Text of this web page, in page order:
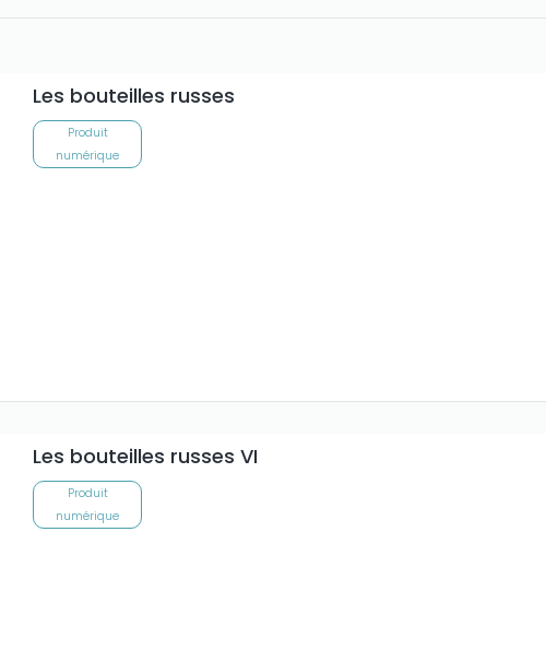
Les bouteilles russes
Produit
numérique
Les bouteilles russes VI
Produit
numérique